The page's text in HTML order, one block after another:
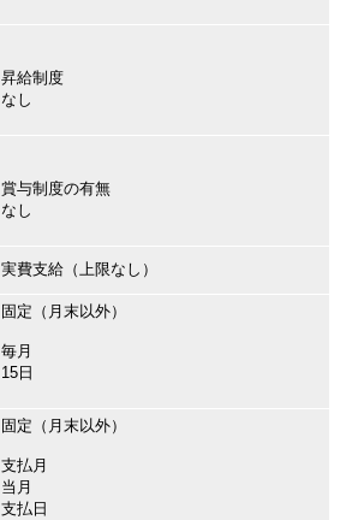
昇給制度
なし
賞与制度の有無
なし
実費支給（上限なし）
固定（月末以外）
毎月
15日
固定（月末以外）
支払月
当月
支払日